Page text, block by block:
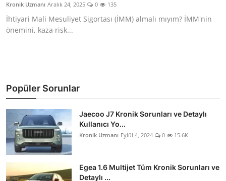
Kronik Uzmanı Aralık 24, 2025 0 135
İhtiyari Mali Mesuliyet Sigortası (İMM) almalı mıyım? İMM'nin
önemini, kaza risk...
Popüler Sorunlar
Jaecoo J7 Kronik Sorunları ve Detaylı
Kullanıcı Yo...
Kronik Uzmanı Eylül 4, 2024 0 15.6K
Egea 1.6 Multijet Tüm Kronik Sorunları ve
Detaylı ...